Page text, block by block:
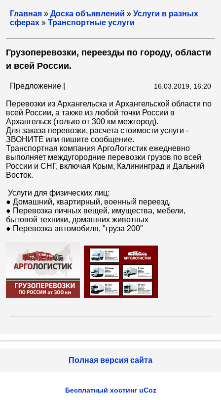
Главная » Доска объявлений » Услуги в разных
сферах » Транспортные услуги
Грузоперевозки, переезды по городу, области
и всей России.
Предложение | 16.03.2019, 16:20
Перевозки из Архангельска и Архангельской области по
всей России, а также из любой точки России в
Архангельск (только от 300 км межгород).
Для заказа перевозки, расчета стоимости услуги -
ЗВОНИТЕ или пишите сообщение.
Транспортная компания АргоЛогистик ежедневно
выполняет междугородние перевозки грузов по всей
России и СНГ, включая Крым, Калининград и Дальний
Восток.
Услуги для физических лиц:
● Домашний, квартирный, военный переезд,
● Перевозка личных вещей, имущества, мебели,
бытовой техники, домашних животных
● Перевозка автомобиля, "груза 200"
Полная версия сайта
Бесплатный хостинг uCoz